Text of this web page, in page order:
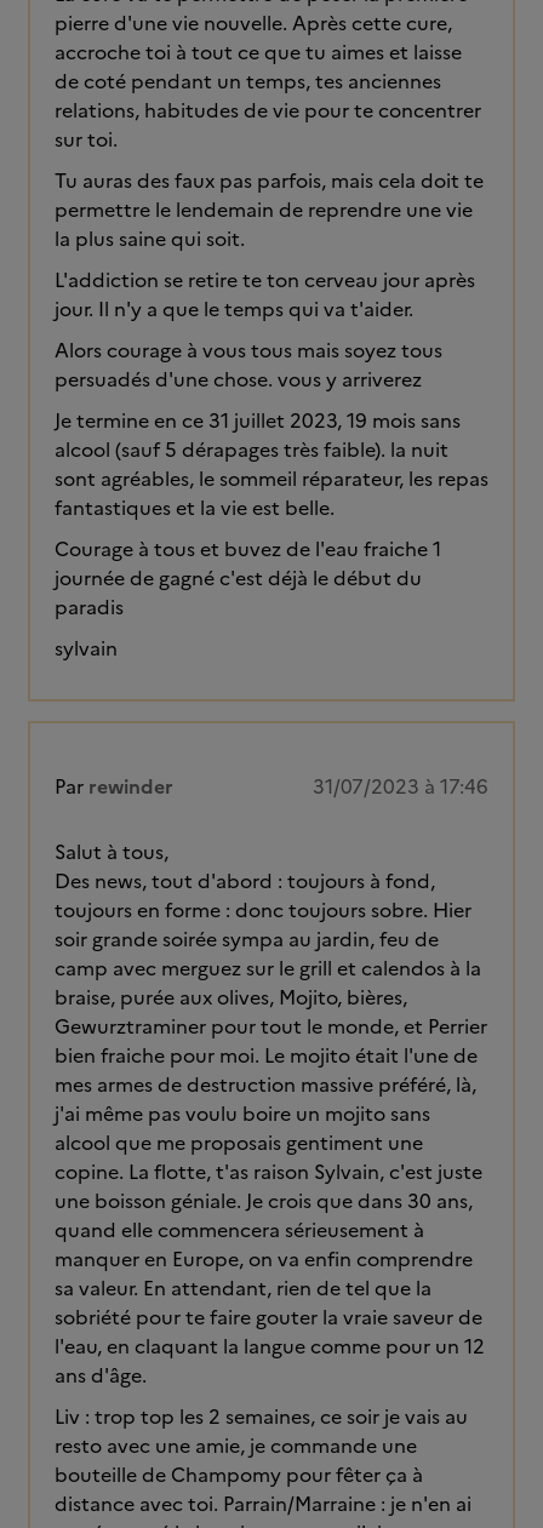
pierre d'une vie nouvelle. Après cette cure,
accroche toi à tout ce que tu aimes et laisse
de coté pendant un temps, tes anciennes
relations, habitudes de vie pour te concentrer
sur toi.
Tu auras des faux pas parfois, mais cela doit te
permettre le lendemain de reprendre une vie
la plus saine qui soit.
L'addiction se retire te ton cerveau jour après
jour. Il n'y a que le temps qui va t'aider.
Alors courage à vous tous mais soyez tous
persuadés d'une chose. vous y arriverez
Je termine en ce 31 juillet 2023, 19 mois sans
alcool (sauf 5 dérapages très faible). la nuit
sont agréables, le sommeil réparateur, les repas
fantastiques et la vie est belle.
Courage à tous et buvez de l'eau fraiche 1
journée de gagné c'est déjà le début du
paradis
sylvain
Par rewinder 31/07/2023 à 17:46
Salut à tous,
Des news, tout d'abord : toujours à fond,
toujours en forme : donc toujours sobre. Hier
soir grande soirée sympa au jardin, feu de
camp avec merguez sur le grill et calendos à la
braise, purée aux olives, Mojito, bières,
Gewurztraminer pour tout le monde, et Perrier
bien fraiche pour moi. Le mojito était l'une de
mes armes de destruction massive préféré, là,
j'ai même pas voulu boire un mojito sans
alcool que me proposais gentiment une
copine. La flotte, t'as raison Sylvain, c'est juste
une boisson géniale. Je crois que dans 30 ans,
quand elle commencera sérieusement à
manquer en Europe, on va enfin comprendre
sa valeur. En attendant, rien de tel que la
sobriété pour te faire gouter la vraie saveur de
l'eau, en claquant la langue comme pour un 12
ans d'âge.
Liv : trop top les 2 semaines, ce soir je vais au
resto avec une amie, je commande une
bouteille de Champomy pour fêter ça à
distance avec toi. Parrain/Marraine : je n'en ai